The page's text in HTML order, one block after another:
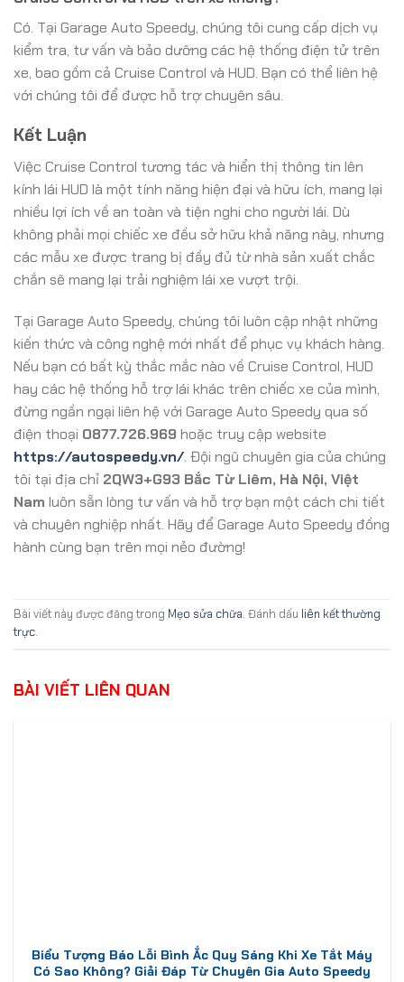
Có. Tại Garage Auto Speedy, chúng tôi cung cấp dịch vụ
kiểm tra, tư vấn và bảo dưỡng các hệ thống điện tử trên
xe, bao gồm cả Cruise Control và HUD. Bạn có thể liên hệ
với chúng tôi để được hỗ trợ chuyên sâu.
Kết Luận
Việc Cruise Control tương tác và hiển thị thông tin lên
kính lái HUD là một tính năng hiện đại và hữu ích, mang lại
nhiều lợi ích về an toàn và tiện nghi cho người lái. Dù
không phải mọi chiếc xe đều sở hữu khả năng này, nhưng
các mẫu xe được trang bị đầy đủ từ nhà sản xuất chắc
chắn sẽ mang lại trải nghiệm lái xe vượt trội.
Tại Garage Auto Speedy, chúng tôi luôn cập nhật những
kiến thức và công nghệ mới nhất để phục vụ khách hàng.
Nếu bạn có bất kỳ thắc mắc nào về Cruise Control, HUD
hay các hệ thống hỗ trợ lái khác trên chiếc xe của mình,
đừng ngần ngại liên hệ với Garage Auto Speedy qua số
điện thoại 0877.726.969 hoặc truy cập website
https://autospeedy.vn/. Đội ngũ chuyên gia của chúng
tôi tại địa chỉ 2QW3+G93 Bắc Từ Liêm, Hà Nội, Việt
Nam luôn sẵn lòng tư vấn và hỗ trợ bạn một cách chi tiết
và chuyên nghiệp nhất. Hãy để Garage Auto Speedy đồng
hành cùng bạn trên mọi nẻo đường!
Bài viết này được đăng trong Mẹo sửa chữa. Đánh dấu liên kết thường
trực.
BÀI VIẾT LIÊN QUAN
Biểu Tượng Báo Lỗi Bình Ắc Quy Sáng Khi Xe Tắt Máy
Có Sao Không? Giải Đáp Từ Chuyên Gia Auto Speedy